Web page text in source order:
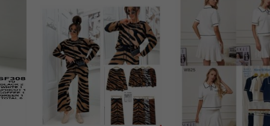
29 sierpnia 1997 r. o
przechowujemy na
jedynie uprawnieni
danych w celu
osobom trzecim,
na podstawie